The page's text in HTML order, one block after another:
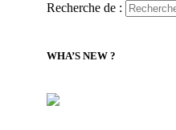
Recherche de :
WHA’S NEW ?